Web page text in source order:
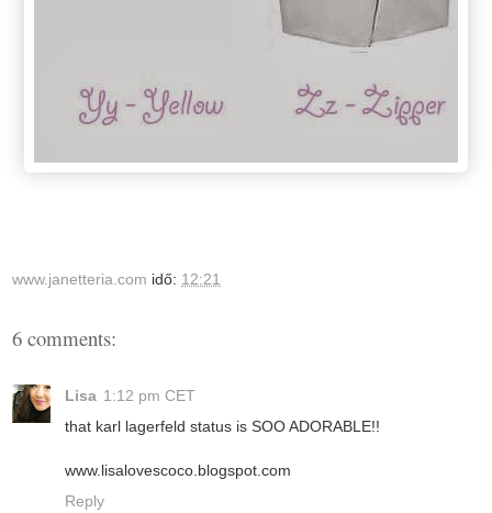
www.janetteria.com idő: 12:21
6 comments:
Lisa 1:12 pm CET
that karl lagerfeld status is SOO ADORABLE!!
www.lisalovescoco.blogspot.com
Reply